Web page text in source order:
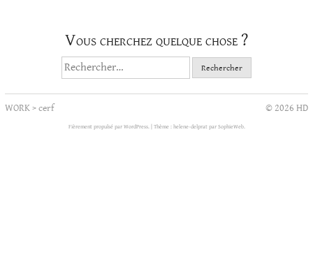
Vous cherchez quelque chose ?
Rechercher :
WORK>cerf © 2026 HD
Fièrement propulsé par WordPress. Thème : helene-delprat par SophieWeb.